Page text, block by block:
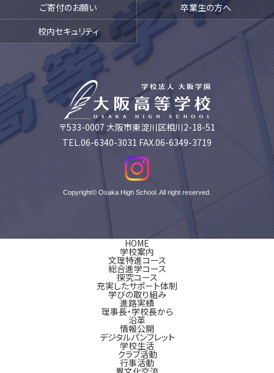
ご寄付のお願い
卒業生の方へ
校内セキュリティ
〒533-0007 大阪市東淀川区相川2-18-51
TEL.06-6340-3031 FAX.06-6349-3719
Copyright© Osaka High School. All right reserved.
HOME
学校案内
文理特進コース
総合進学コース
探究コース
充実したサポート体制
学びの取り組み
進路実績
理事長・学校長から
沿革
情報公開
デジタルパンフレット
学校生活
クラブ活動
行事活動